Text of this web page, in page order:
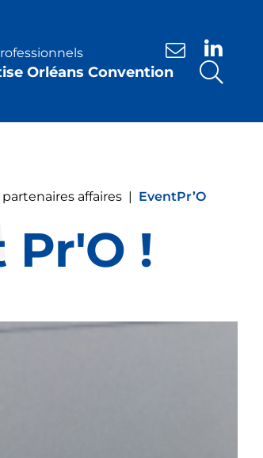
Nous contacter
Orléans Convention
affaires | EventPr’O
!